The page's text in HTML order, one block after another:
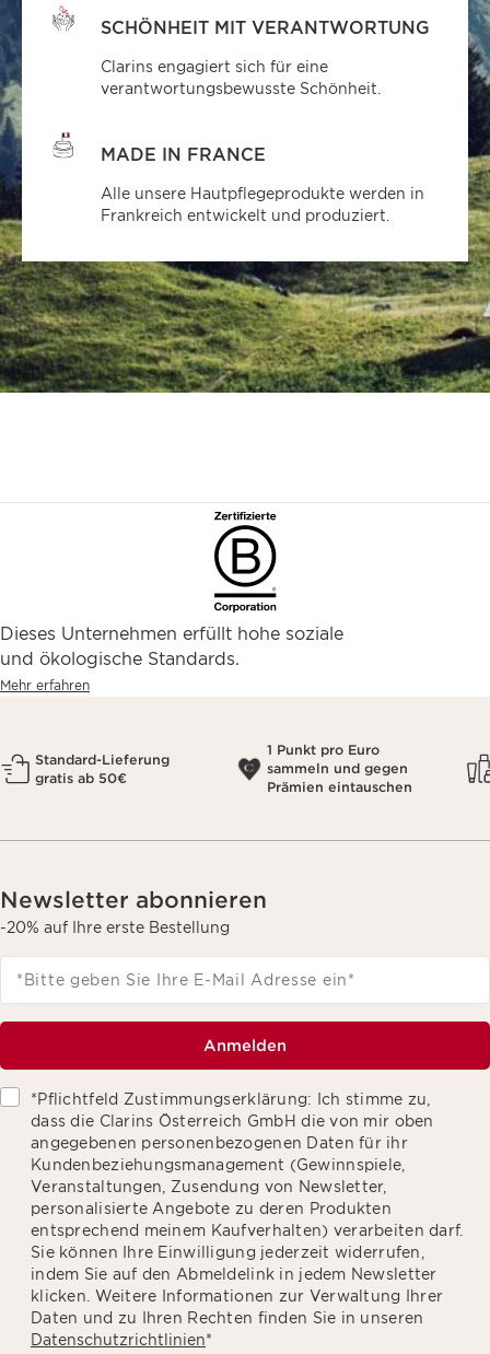
SCHÖNHEIT MIT VERANTWORTUNG
Clarins engagiert sich für eine
verantwortungsbewusste Schönheit.
MADE IN FRANCE
Alle unsere Hautpflegeprodukte werden in
Frankreich entwickelt und produziert.
Dieses Unternehmen erfüllt hohe soziale
und ökologische Standards.
Mehr erfahren
Standard-Lieferung
gratis ab 50€
1 Punkt pro Euro
sammeln und gegen
Prämien eintauschen
Newsletter abonnieren
-20% auf Ihre erste Bestellung
*Bitte geben Sie Ihre E-Mail Adresse ein *
Anmelden
*Pflichtfeld Zustimmungserklärung: Ich stimme zu,
dass die Clarins Österreich GmbH die von mir oben
angegebenen personenbezogenen Daten für ihr
Kundenbeziehungsmanagement (Gewinnspiele,
Veranstaltungen, Zusendung von Newsletter,
personalisierte Angebote zu deren Produkten
entsprechend meinem Kaufverhalten) verarbeiten darf.
Sie können Ihre Einwilligung jederzeit widerrufen,
indem Sie auf den Abmeldelink in jedem Newsletter
klicken. Weitere Informationen zur Verwaltung Ihrer
Daten und zu Ihren Rechten finden Sie in unseren
Datenschutzrichtlinien*